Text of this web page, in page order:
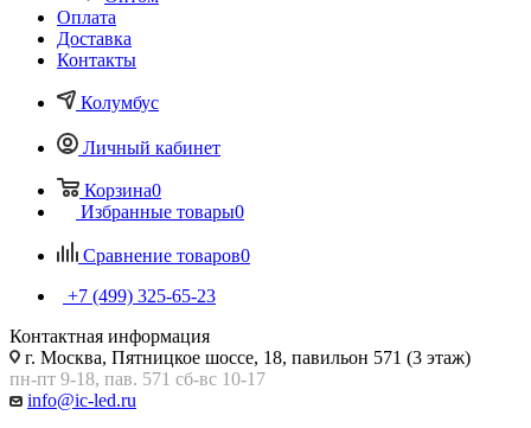
Оплата
Доставка
Контакты
Колумбус
Личный кабинет
Корзина0
Избранные товары0
Сравнение товаров0
+7 (499) 325-65-23
Контактная информация
г. Москва, Пятницкое шоссе, 18, павильон 571 (3 этаж)
пн-пт 9-18, пав. 571 сб-вс 10-17
info@ic-led.ru